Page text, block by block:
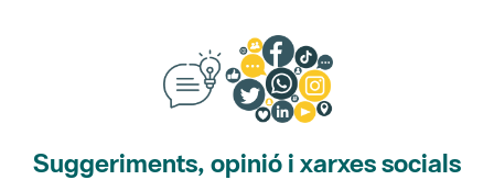
Suggeriments, opinió i xarxes socials